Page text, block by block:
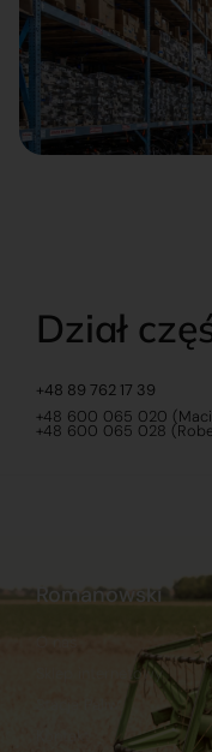
Dział
+48 89 762 17 39
+48 600 065 020
+48 600 065 028
Romanowski
Sklep internetowy